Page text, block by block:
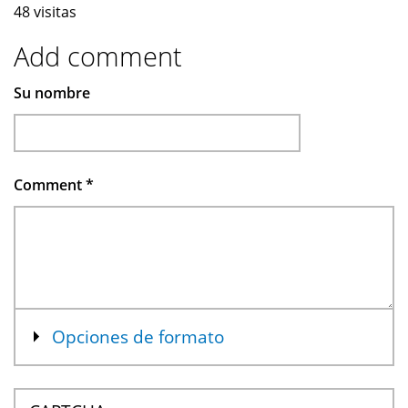
48 visitas
Add comment
Su nombre
Comment*
Mostrar
Opciones de formato